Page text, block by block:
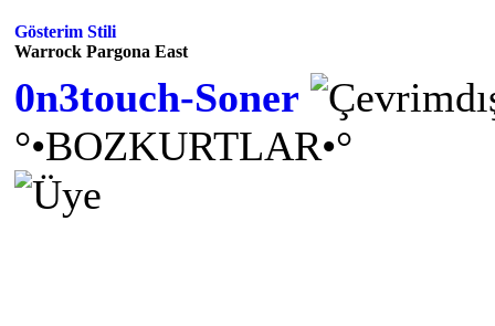
Gösterim Stili
Warrock Pargona East
0n3touch-Soner
°•BOZKURTLAR•°